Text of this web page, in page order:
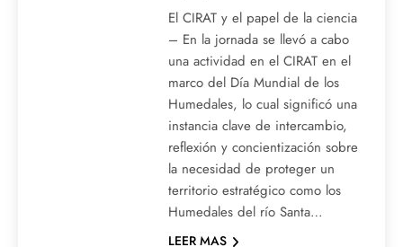
El CIRAT y el papel de la ciencia
– En la jornada se llevó a cabo
una actividad en el CIRAT en el
marco del Día Mundial de los
Humedales, lo cual significó una
instancia clave de intercambio,
reflexión y concientización sobre
la necesidad de proteger un
territorio estratégico como los
Humedales del río Santa…
LEER MAS